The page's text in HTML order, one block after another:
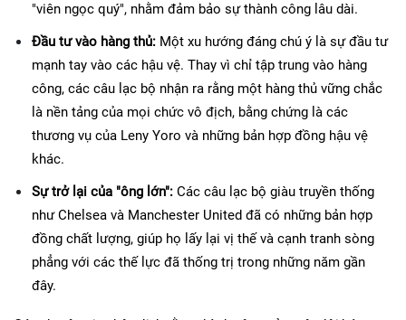
"viên ngọc quý", nhằm đảm bảo sự thành công lâu dài.
Đầu tư vào hàng thủ: Một xu hướng đáng chú ý là sự đầu tư
mạnh tay vào các hậu vệ. Thay vì chỉ tập trung vào hàng
công, các câu lạc bộ nhận ra rằng một hàng thủ vững chắc
là nền tảng của mọi chức vô địch, bằng chứng là các
thương vụ của Leny Yoro và những bản hợp đồng hậu vệ
khác.
Sự trở lại của "ông lớn": Các câu lạc bộ giàu truyền thống
như Chelsea và Manchester United đã có những bản hợp
đồng chất lượng, giúp họ lấy lại vị thế và cạnh tranh sòng
phẳng với các thế lực đã thống trị trong những năm gần
đây.